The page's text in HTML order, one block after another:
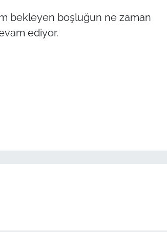
bekleyen boşluğun ne zaman
ediyor.